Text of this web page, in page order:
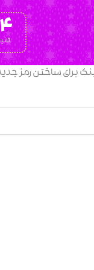
برای ساختن رمز